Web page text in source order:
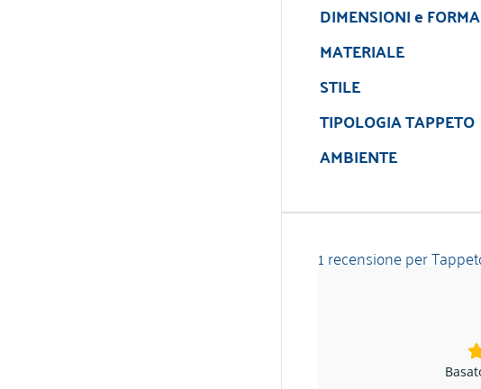
DIMENSIONI e
MATERIALE
STILE
TIPOLOGIA TAPPETO
AMBIENTE
1 recensione per